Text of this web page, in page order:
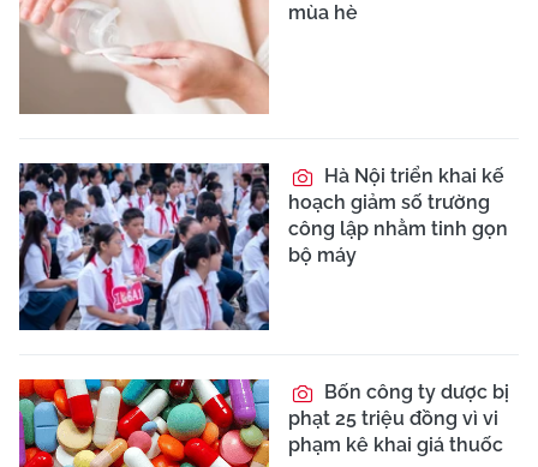
mùa hè
Hà Nội triển khai kế
hoạch giảm số trường
công lập nhằm tinh gọn
bộ máy
Bốn công ty dược bị
phạt 25 triệu đồng vì vi
phạm kê khai giá thuốc